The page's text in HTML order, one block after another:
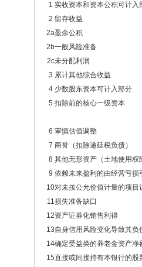
1 实收资本和资本公积可计入
2 留存收益
2a盈余公积
2b一般风险准备
2c未分配利润
3 累计其他综合收益
4 少数股东资本可计入部分
5 扣除前的核心一级资本
6 审慎估值调整
7 商誉（扣除递延税负债）
8 其他无形资产（土地使用
9 依赖未来盈利的由经营亏损
10对未按公允价值计量的项
11损失准备缺口
12资产证券化销售利得
13自身信用风险变化导致其
14确定受益类的养老金资产净
15直接或间接持有本银行的股